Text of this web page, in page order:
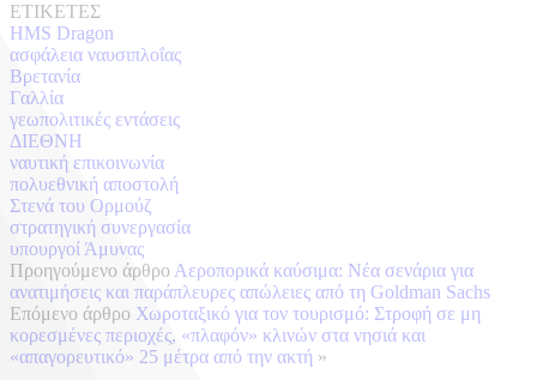
ΕΤΙΚΕΤΕΣ
HMS Dragon
ασφάλεια ναυσιπλοΐας
Βρετανία
Γαλλία
γεωπολιτικές εντάσεις
ΔΙΕΘΝΗ
ναυτική επικοινωνία
πολυεθνική αποστολή
Στενά του Ορμούζ
στρατηγική συνεργασία
υπουργοί Άμυνας
Προηγούμενο άρθρο Αεροπορικά καύσιμα: Νέα σενάρια για
ανατιμήσεις και παράπλευρες απώλειες από τη Goldman Sachs
Επόμενο άρθρο Χωροταξικό για τον τουρισμό: Στροφή σε μη
κορεσμένες περιοχές, «πλαφόν» κλινών στα νησιά και
«απαγορευτικό» 25 μέτρα από την ακτή »